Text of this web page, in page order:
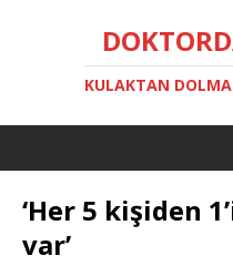
KULAKTAN
‘Her 5 kişiden
var’